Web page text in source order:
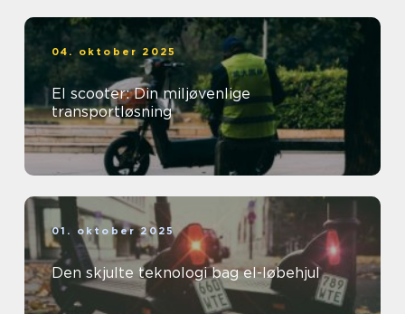
04. oktober 2025
El scooter: Din miljøvenlige
transportløsning
01. oktober 2025
Den skjulte teknologi bag el-løbehjul